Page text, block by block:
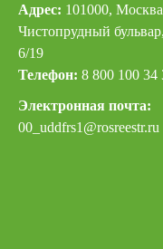
Адрес: 101000,
Чистопрудный
6/19
Телефон: 8 800 100 34
Электронная почта:
00_uddfrs1@rosreestr.ru